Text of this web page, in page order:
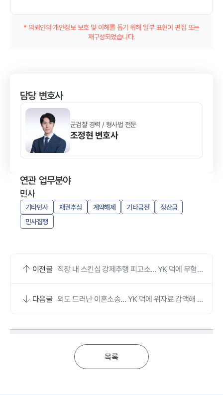
* 의뢰인의 개인정보 보호 및 이해를 돕기 위해 일부 표현이 편집 또는
재구성되었습니다.
담당 변호사
군검찰 경력 / 형사법 전문
조정현 변호사
연관 업무분야
민사
기타민사 채권추심 계약해제 기타금전
정산금
민사집행
이전글 직장 내 스킨십 강제추행 피고소… YK 덕에 무혐의
다음글 외도 드러난 이혼소송… YK 덕에 위자료 감액해 조
목록